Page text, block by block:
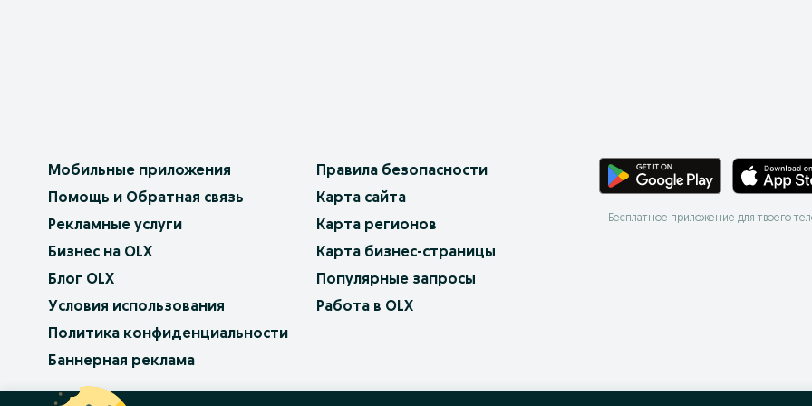
Мобильные приложения
Помощь и Обратная связь
Рекламные услуги
Бизнес на OLX
Блог OLX
Условия использования
Политика конфиденциальности
Баннерная реклама
Правила безопасности
Карта сайта
Карта регионов
Карта бизнес-страницы
Популярные запросы
Работа в OLX
Бесплатное приложение для твоего